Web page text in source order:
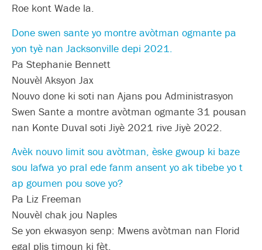
Roe kont Wade la.
Done swen sante yo montre avòtman ogmante pa
yon tyè nan Jacksonville depi 2021.
Pa Stephanie Bennett
Nouvèl Aksyon Jax
Nouvo done ki soti nan Ajans pou Administrasyon
Swen Sante a montre avòtman ogmante 31 pousan
nan Konte Duval soti Jiyè 2021 rive Jiyè 2022.
Avèk nouvo limit sou avòtman, èske gwoup ki baze
sou lafwa yo pral ede fanm ansent yo ak tibebe yo t
ap goumen pou sove yo?
Pa Liz Freeman
Nouvèl chak jou Naples
Se yon ekwasyon senp: Mwens avòtman nan Florid
egal plis timoun ki fèt.